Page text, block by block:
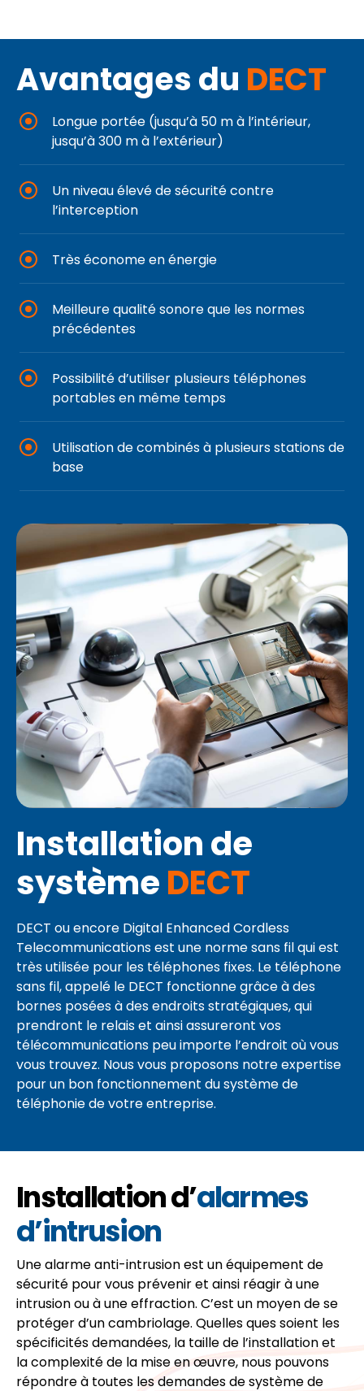
Avantages du DECT
Longue portée (jusqu’à 50 m à l’intérieur,
jusqu’à 300 m à l’extérieur)
Un niveau élevé de sécurité contre
l’interception
Très économe en énergie
Meilleure qualité sonore que les normes
précédentes
Possibilité d’utiliser plusieurs téléphones
portables en même temps
Utilisation de combinés à plusieurs stations de
base
Installation de
systèmeDECT
DECT ou encore Digital Enhanced Cordless
Telecommunications est une norme sans fil qui est
très utilisée pour les téléphones fixes. Le téléphone
sans fil, appelé le DECT fonctionne grâce à des
bornes posées à des endroits stratégiques, qui
prendront le relais et ainsi assureront vos
télécommunications peu importe l’endroit où vous
vous trouvez. Nous vous proposons notre expertise
pour un bon fonctionnement du système de
téléphonie de votre entreprise.
Installation d’alarmes
d’intrusion
Une alarme anti-intrusion est un équipement de
sécurité pour vous prévenir et ainsi réagir à une
intrusion ou à une effraction. C’est un moyen de se
protéger d’un cambriolage. Quelles ques soient les
spécificités demandées, la taille de l’installation et
la complexité de la mise en œuvre, nous pouvons
répondre à toutes les demandes de système de